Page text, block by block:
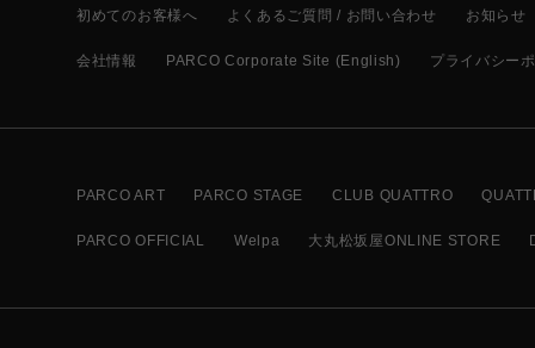
初めてのお客様へ よくあるご質問 / お問い合わせ お知らせ
会社情報 PARCO Corporate Site (English) プライバシー
PARCO ART PARCO STAGE CLUB QUATTRO
PARCO OFFICIAL Welpa 大丸松坂屋ONLINE STORE